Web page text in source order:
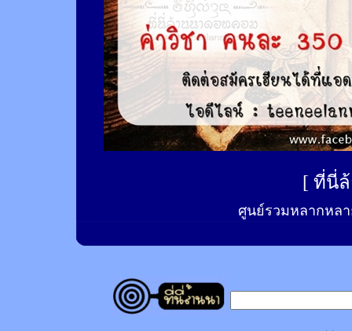
[ ที่นี่
ศูนย์รวมหลากหลา